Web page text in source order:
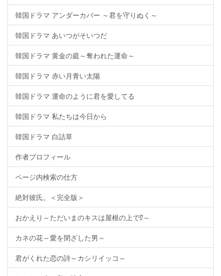
韓国ドラマ アンダーカバー ～君を守りぬく～
韓国ドラマ あいつがそいつだ
韓国ドラマ 黄金の庭～奪われた運命～
韓国ドラマ 赤い月青い太陽
韓国ドラマ 運命のように君を愛してる
韓国ドラマ 私たちは今日から
韓国ドラマ 白詰草
作者プロフィール
ページ内検索の仕方
絶対彼氏。＜完全版＞
おかえり～ただいまのキスは屋根の上で⁉～
カネの花～愛を閉ざした男～
君がくれた恋の詩～カシリイッコ～